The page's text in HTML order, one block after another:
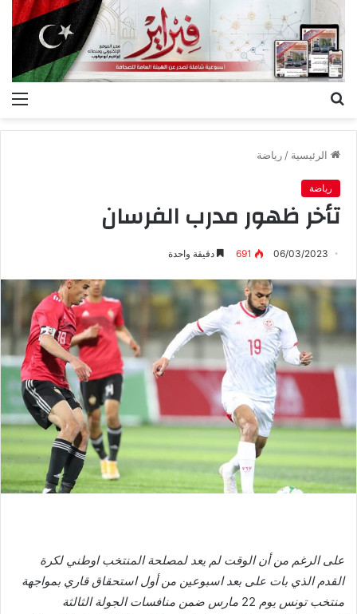
الرئيسية / رياضة
رياضة
تأخر ظهور مدرب الفرسان
06/03/2023
691 دقيقة واحدة
على الرغم من أن الوقت لم يعد لمصلحة المنتخب اوطني لكرة
القدم الذي بات على بعد اسبوعين من أول استحقاق قاري بمواجهة
منتخب تونس يوم مارس ضمن منافسات الجولة الثالثة